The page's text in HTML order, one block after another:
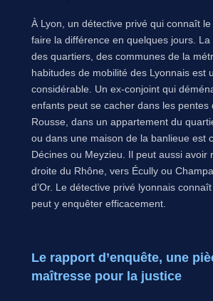
À Lyon, un détective privé qui connaît
faire la différence en quelques jours. La
des quartiers, des communes de la
habitudes de mobilité des Lyonnais est
considérable. Un ex-conjoint qui
enfants peut se cacher dans les pentes
Rousse, dans un appartement du
ou dans une maison de la banlieue est
Décines ou Meyzieu. Il peut aussi avoir
droite du Rhône, vers Écully ou
d’Or. Le détective privé lyonnais
peut y enquêter efficacement.
Le rapport d’enquête, une
maîtresse pour la justice